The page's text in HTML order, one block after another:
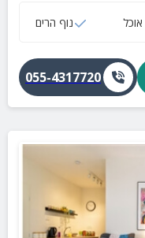
נוף הרים
055-4317720